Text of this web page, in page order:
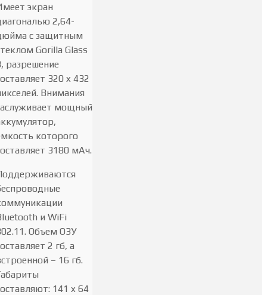
экран
2,64-
с защитным
Gorilla Glass
разрешение
320 x 432
Внимания
мощный
которого
3180 мАч.
и WiFi
Объем ОЗУ
2 гб, а
– 16 гб.
141 x 64